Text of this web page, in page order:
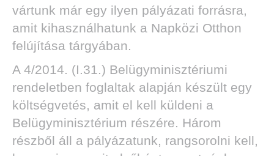
vártunk már egy ilyen pályázati forrásra,
amit kihasználhatunk a Napközi Otthon
felújítása tárgyában.
A 4/2014. (I.31.) Belügyminisztériumi
rendeletben foglaltak alapján készült egy
költségvetés, amit el kell küldeni a
Belügyminisztérium részére. Három
részből áll a pályázatunk, rangsorolni kell,